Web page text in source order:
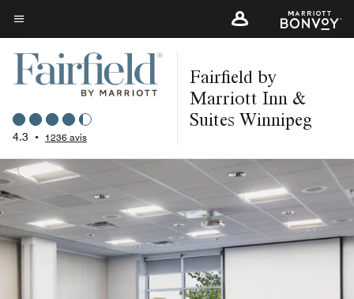
Skip
to
main
content
Texte du menu
4.3 • 1236 avis
Fairfield by
Marriott Inn &
Suites Winnipeg